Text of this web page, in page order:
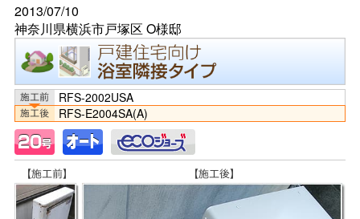
2013/07/10
神奈川県横浜市戸塚区 O様邸
RFS-2002USA
RFS-E2004SA(A)